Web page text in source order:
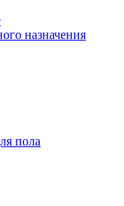
назначения
пола